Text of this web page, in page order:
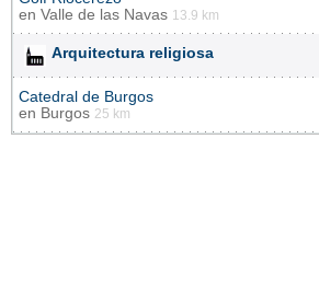
en Valle de las Navas 13.9 km
Arquitectura religiosa
Catedral de Burgos
en Burgos 25 km